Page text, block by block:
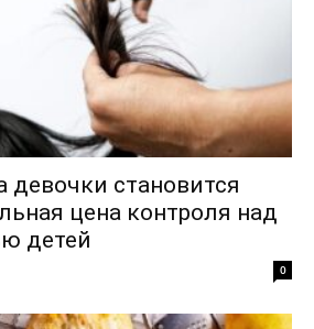
девочки становится
цена контроля над
детей
0